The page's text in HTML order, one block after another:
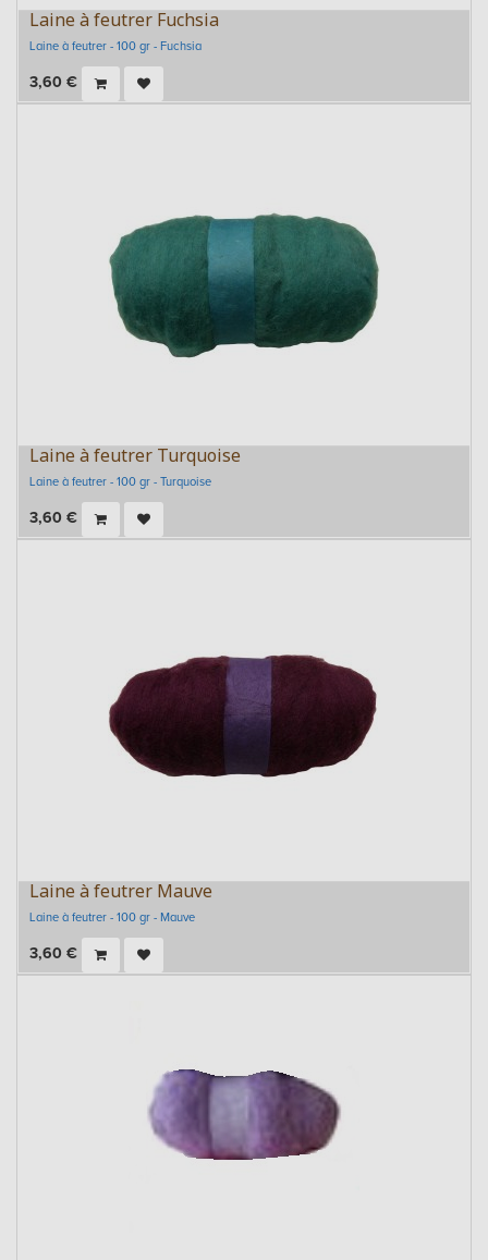
Laine à feutrer Fuchsia
Laine à feutrer - 100 gr - Fuchsia
3,60 €
Laine à feutrer Turquoise
Laine à feutrer - 100 gr - Turquoise
3,60 €
Laine à feutrer Mauve
Laine à feutrer - 100 gr - Mauve
3,60 €